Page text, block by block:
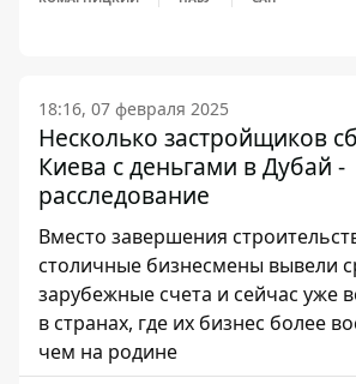
18:16, 07 февраля 2025
Несколько застройщиков
Киева с деньгами в Дубай -
расследование
Вместо завершения
столичные бизнесмены вывели
зарубежные счета и сейчас уже
в странах, где их бизнес более
чем на родине